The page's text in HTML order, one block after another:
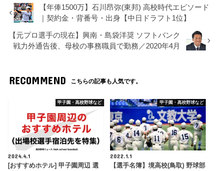
【年俸1500万】石川昂弥(東邦) 高校時代エピソード
｜契約金・背番号・出身【中日ドラフト1位】
【元プロ選手の現在】興南・島袋洋奨 ソフトバンク
戦力外通告後、母校の事務職員で勤務／2020年4月
RECOMMEND こちらの記事も人気です。
甲子園・高校野球など
2024.4.1
[おすすめホテル] 甲子園周辺 選
甲子園・高校野球など
2022.1.1
【選手名簿】境高校(鳥取) 野球部